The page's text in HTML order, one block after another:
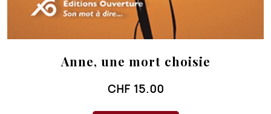
Anne, une mort choisie
CHF 15.00